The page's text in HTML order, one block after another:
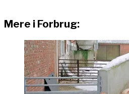
Mere i Forbrug: